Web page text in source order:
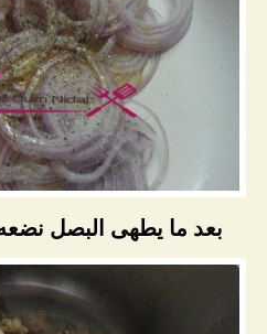
بعد ما يطهى البصل